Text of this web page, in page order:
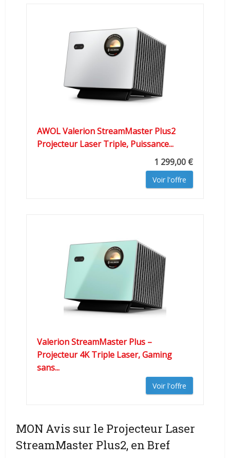
AWOL Valerion StreamMaster Plus2
Projecteur Laser Triple, Puissance...
1 299,00 €
Voir l'offre
Valerion StreamMaster Plus –
Projecteur 4K Triple Laser, Gaming
sans...
Voir l'offre
MON Avis sur le Projecteur Laser
StreamMaster Plus2, en Bref